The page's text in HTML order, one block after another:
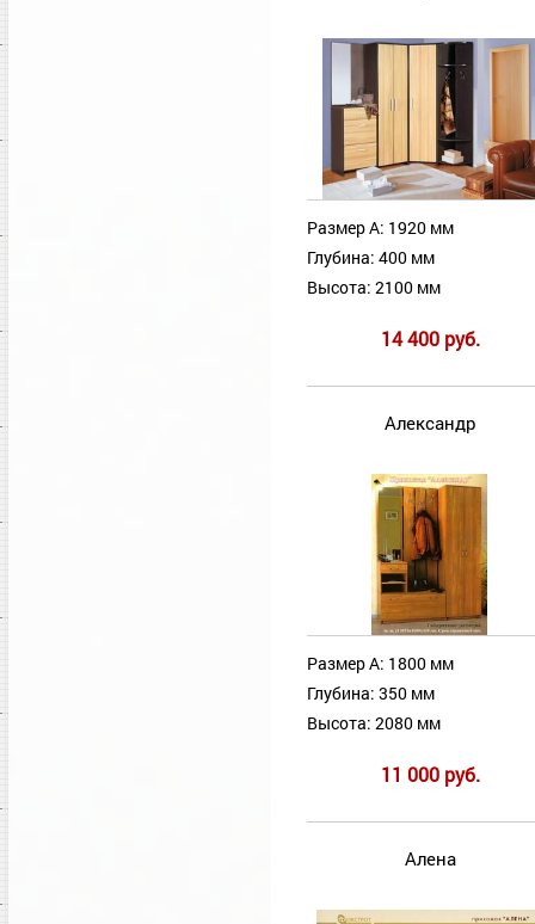
Размер А: 1920 мм
Глубина: 400 мм
Высота: 2100 мм
14 400 руб.
Александр
Размер А: 1800 мм
Глубина: 350 мм
Высота: 2080 мм
11 000 руб.
Алена